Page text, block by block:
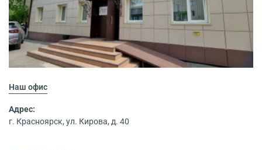
Наш офис
Адрес:
г. Красноярск, ул. Кирова, д. 40